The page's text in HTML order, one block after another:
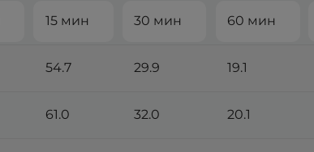
15 мин 30 мин 60 мин
54.7 29.9 19.1
61.0 32.0 20.1